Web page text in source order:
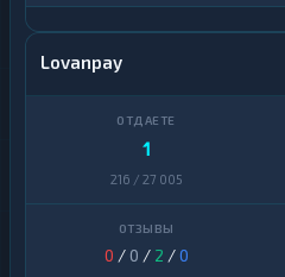
Lovanpay
1
216 / 27 005
0 / 0 / 2 /0